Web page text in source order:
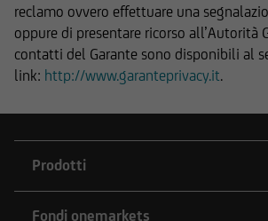
reclamo ovvero effettuare una
oppure di presentare ricorso all’Autorità
contatti del Garante sono disponibili al
link: http://www.garanteprivacy.it.
Prodotti
Fondi onemarkets
dalla Commissione Nazionale per
Borsa (CONSOB) e dalla Federal
Supervisory Authority (BaFin).
Dichiaro di avere letto e compreso